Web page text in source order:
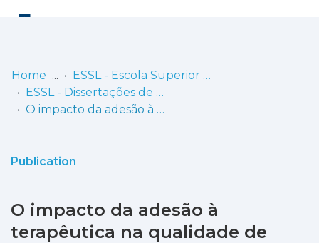
Communities
Statistics
Home
ESSL - Escola Superior de Saúde de Lisboa
ESSL - Dissertações de Mestrado
O impacto da adesão à terapêutica na qualidade de vida da pessoa com doenças crónicas: adaptação e validação do Questionário Treatment Burden Questionnaire (TBQ) para a população Portuguesa
Publication
O impacto da adesão à
terapêutica na qualidade de